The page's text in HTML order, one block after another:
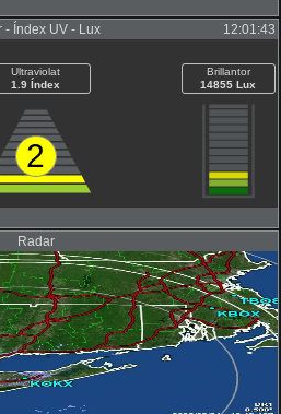
- Índex UV - Lux 12:01:43
Ultraviolat
1.9 Índex
2
Brillantor
14855 Lux
Radar